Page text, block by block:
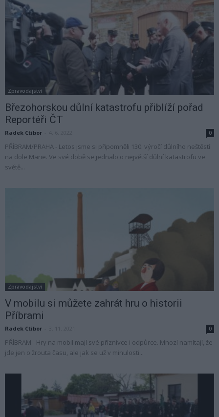
Zpravodajství
Březohorskou důlní katastrofu přiblíží pořad
Reportéři ČT
Radek Ctibor 0
PŘÍBRAM/PRAHA - Letos jsme si připomněli 130. výročí důlního neštěstí
na dole Marie. Ve své době se jednalo o největší důlní katastrofu ve
světě...
Zpravodajství
V mobilu si můžete zahrát hru o historii
Příbrami
Radek Ctibor 0
PŘÍBRAM - Hry na mobil mají své příznivce i odpůrce. Mnozí namítají, že
jde jen o žrouta času, ale jak se už v minulosti...